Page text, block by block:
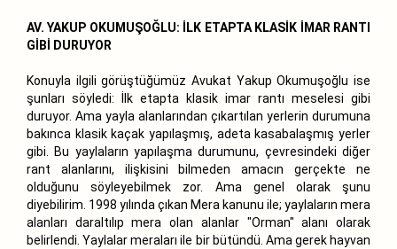
AV. YAKUP OKUMUŞOĞLU: İLK ETAPTA KLASİK İMAR RANTI
GİBİ DURUYOR
Konuyla ilgili görüştüğümüz Avukat Yakup Okumuşoğlu ise
şunları söyledi: İlk etapta klasik imar rantı meselesi gibi
duruyor. Ama yayla alanlarından çıkartılan yerlerin durumuna
bakınca klasik kaçak yapılaşmış, adeta kasabalaşmış yerler
gibi. Bu yaylaların yapılaşma durumunu, çevresindeki diğer
rant alanlarını, ilişkisini bilmeden amacın gerçekte ne
olduğunu söyleyebilmek zor. Ama genel olarak şunu
diyebilirim. 1998 yılında çıkan Mera kanunu ile; yaylaların mera
alanları daraltılıp mera olan alanlar "Orman" alanı olarak
belirlendi. Yaylalar meraları ile bir bütündü. Ama gerek hayvan